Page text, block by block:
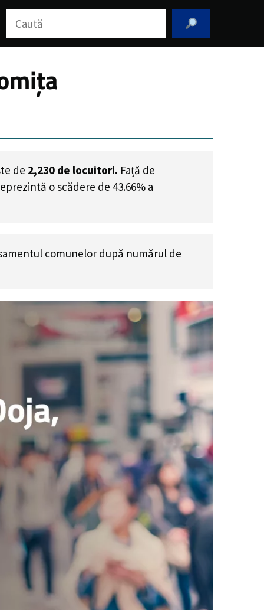
Caută
de 2,230 de locuitori. Față de
o scădere de 43.66% a
comunelor după numărul de